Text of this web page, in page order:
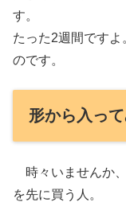
す。
たった2週間です
のです。
形から入っ
時々いませんか
を先に買う人。